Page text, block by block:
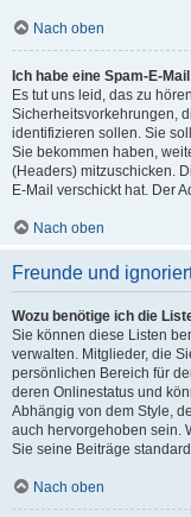
Nach oben
Ich habe eine Spam-E-
Es tut uns leid, das zu
Sicherheitsvorkehrungen,
identifizieren sollen. Sie
Sie bekommen haben,
(Headers) mitzuschicken.
E-Mail verschickt hat. Der
Nach oben
Freunde und
Wozu benötige ich die
Sie können diese Listen
verwalten. Mitglieder, die
persönlichen Bereich für
deren Onlinestatus und
Abhängig von dem Style,
auch hervorgehoben sein.
Sie seine Beiträge
Nach oben